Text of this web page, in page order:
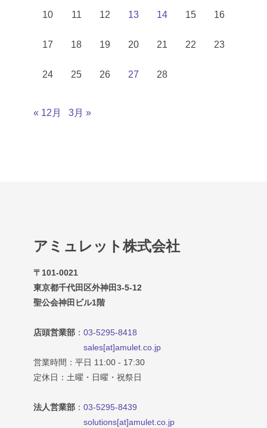
10 11 12 13 14 15 16
17 18 19 20 21 22 23
24 25 26 27 28
« 12月 3月 »
アミュレット株式会社
〒101-0021
東京都千代田区外神田3-5-12
聖公会神田ビル1階
店頭営業部 ： 03-5295-8418
sales[at]amulet.co.jp
営業時間：平日 11:00 - 17:30
定休日：土曜・日曜・祝祭日
法人営業部 ： 03-5295-8439
solutions[at]amulet.co.jp